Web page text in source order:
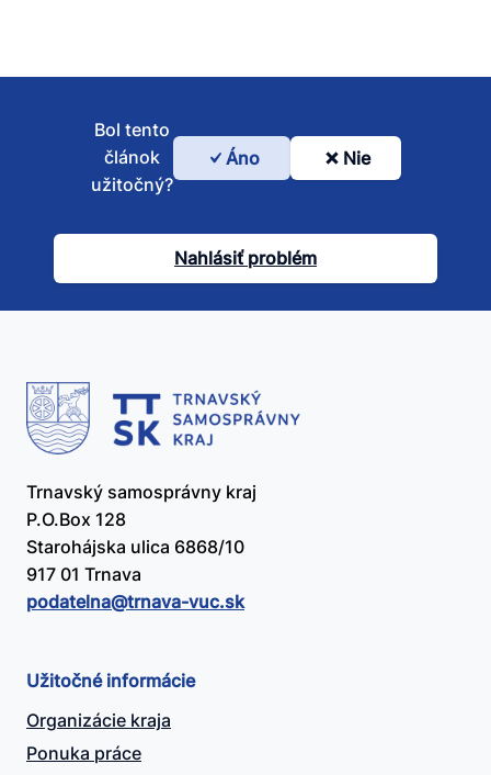
Bol
článok
užitočný?
Bol tento
článok
užitočný?
Áno Nie
Nahlásiť problém
Trnavský samosprávny kraj
P.O.Box 128
Starohájska ulica 6868/10
917 01 Trnava
podatelna@​trnava-vuc.sk
Užitočné informácie
Organizácie kraja
Ponuka práce